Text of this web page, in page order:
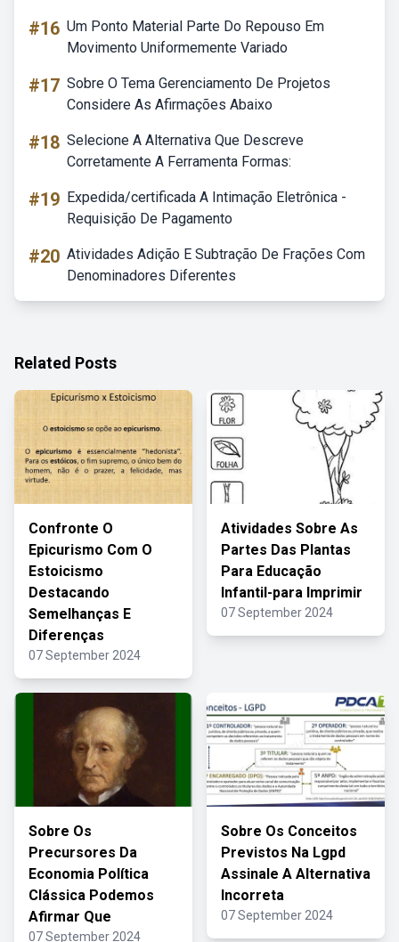
#16 Um Ponto Material Parte Do Repouso Em
Movimento Uniformemente Variado
#17 Sobre O Tema Gerenciamento De Projetos
Considere As Afirmações Abaixo
#18 Selecione A Alternativa Que Descreve
Corretamente A Ferramenta Formas:
#19 Expedida/certificada A Intimação Eletrônica -
Requisição De Pagamento
#20 Atividades Adição E Subtração De Frações Com
Denominadores Diferentes
Related Posts
Confronte O
Epicurismo Com O
Estoicismo
Destacando
Semelhanças E
Diferenças
07 September 2024
Atividades Sobre As
Partes Das Plantas
Para Educação
Infantil-para Imprimir
07 September 2024
Sobre Os
Precursores Da
Economia Política
Clássica Podemos
Afirmar Que
07 September 2024
Sobre Os Conceitos
Previstos Na Lgpd
Assinale A Alternativa
Incorreta
07 September 2024